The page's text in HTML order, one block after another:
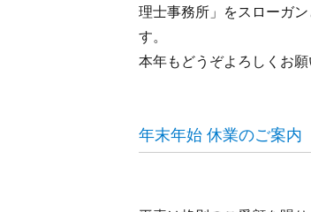
理士事務所」をスローガ
す。
本年もどうぞよろしくお願
年末年始 休業のご案内